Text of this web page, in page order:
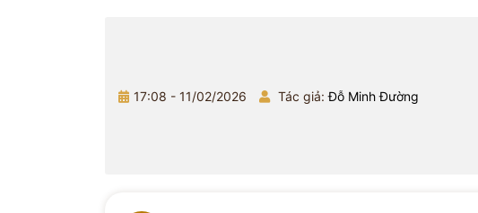
17:08 - 11/02/2026 Tác giả:Đỗ Minh Đường